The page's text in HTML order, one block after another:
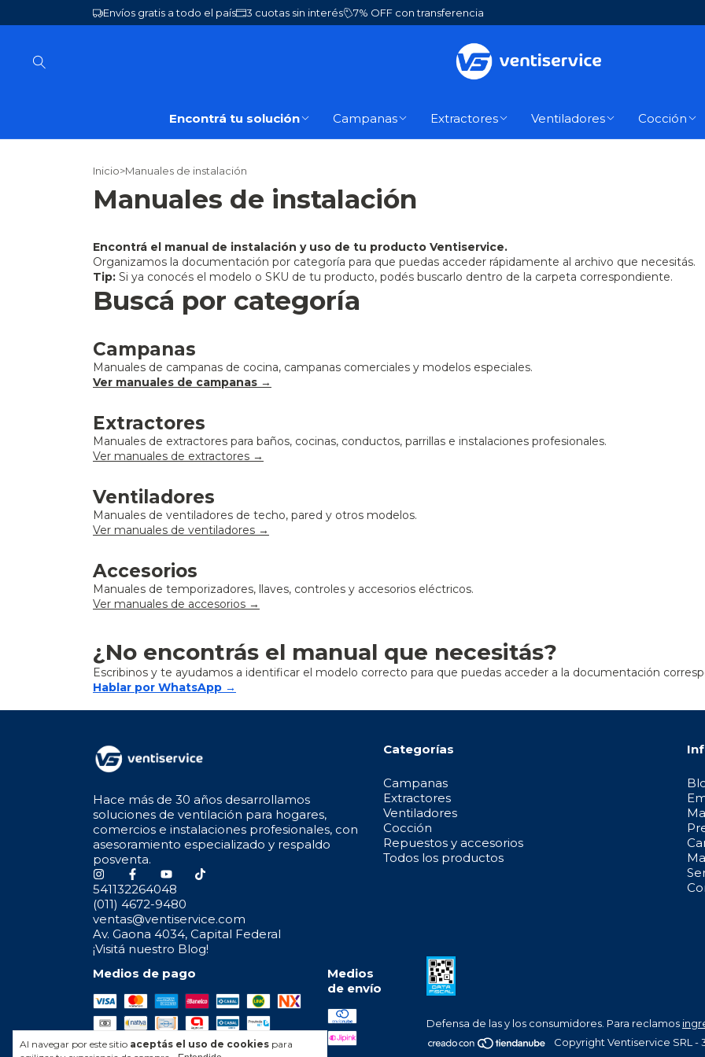
Envíos gratis a todo el país 3 cuotas sin interés 7% OFF con transferencia
Encontrá tu solución Campanas Extractores Ventiladores Cocción
Al navegar por este sitio aceptás el uso de cookies para
Inicio>Manuales de instalación
Manuales de instalación
Encontrá el manual de instalación y uso de tu producto Ventiservice.
Organizamos la documentación por categoría para que puedas acceder rápidamente al archivo que necesitás.
Tip: Si ya conocés el modelo o SKU de tu producto, podés buscarlo dentro de la carpeta correspondiente.
Buscá por categoría
Campanas
Manuales de campanas de cocina, campanas comerciales y modelos especiales.
Ver manuales de campanas →
Extractores
Manuales de extractores para baños, cocinas, conductos, parrillas e instalaciones profesionales.
Ver manuales de extractores →
Ventiladores
Manuales de ventiladores de techo, pared y otros modelos.
Ver manuales de ventiladores →
Accesorios
Manuales de temporizadores, llaves, controles y accesorios eléctricos.
Ver manuales de accesorios →
¿No encontrás el manual que necesitás?
Escribinos y te ayudamos a identificar el modelo correcto para que puedas acceder a la documentación
Hablar por WhatsApp →
Hace más de 30 años desarrollamos
soluciones de ventilación para hogares,
comercios e instalaciones profesionales, con
asesoramiento especializado y respaldo
posventa.
541132264048
(011) 4672-9480
ventas@ventiservice.com
Av. Gaona 4034, Capital Federal
¡Visitá nuestro Blog!
Categorías
Campanas
Extractores
Ventiladores
Cocción
Repuestos y accesorios
Todos los productos
Medios de pago
Medios
de envío
Defensa de las y los consumidores. Para reclamos
Copyright Ventiservice SRL -